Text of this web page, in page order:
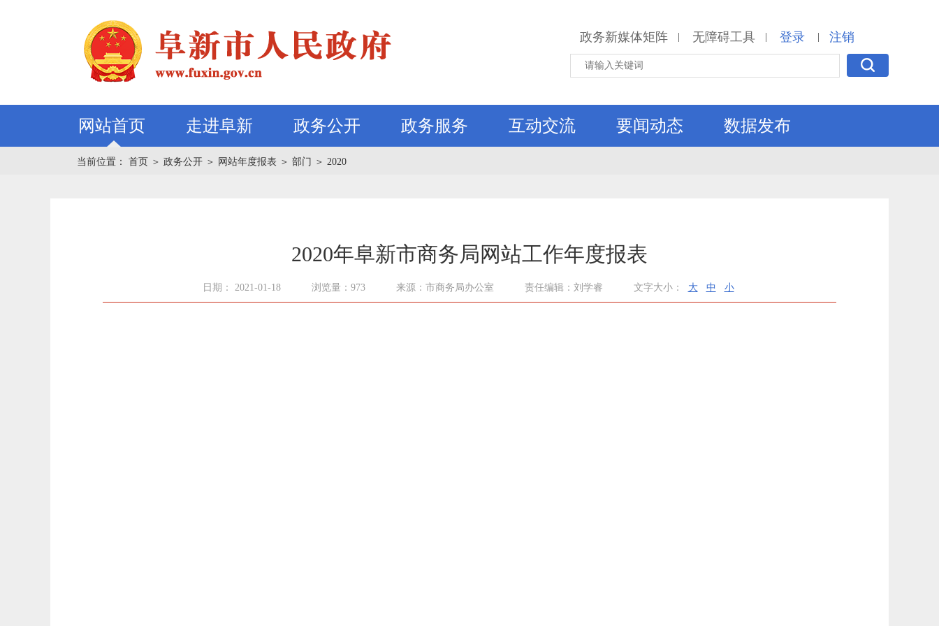
政务新媒体矩阵 | 无障碍工具 | 登录 | 注销
网站首页 走进阜新 政务公开 政务服务 互动交流 要闻动态 数据发布
当前位置： 首页 ＞ 政务公开 ＞ 网站年度报表 ＞ 部门 ＞ 2020
2020年阜新市商务局网站工作年度报表
日期： 2021-01-18 浏览量：973 来源：市商务局办公室 责任编辑：刘学睿 文字大小： 大 中 小